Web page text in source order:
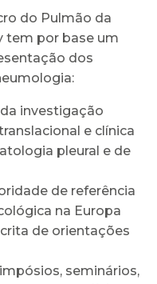
do Pulmão da
tem por base um
dos
investigação
e clínica
pleural e de
de referência
na Europa
de orientações
seminários,